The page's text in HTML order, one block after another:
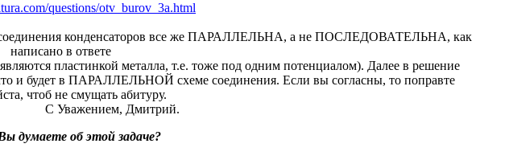
questions/otv_burov_3a.html
соединения конденсаторов все же ПАРАЛЛЕЛЬНА, а не ПОСЛЕДОВАТЕЛЬНА, как
написано в ответе
пластинкой металла, т.е. тоже под одним потенциалом). Далее в решение
что и будет в ПАРАЛЛЕЛЬНОЙ схеме соединения. Если вы согласны, то поправте
чтоб не смущать абитуру.
Дмитрий.
думаете об этой задаче?